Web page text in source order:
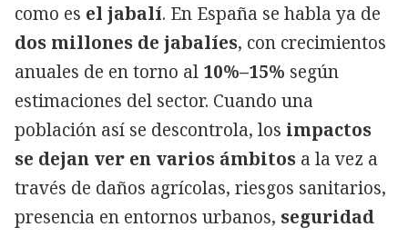
como es el jabalí. En España se habla ya de
dos millones de jabalíes, con crecimientos
anuales de en torno al 10%–15% según
estimaciones del sector. Cuando una
población así se descontrola, los impactos
se dejan ver en varios ámbitos a la vez a
través de daños agrícolas, riesgos sanitarios,
presencia en entornos urbanos, seguridad